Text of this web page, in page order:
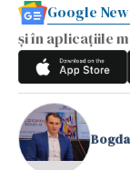
Google
și în aplicațiile